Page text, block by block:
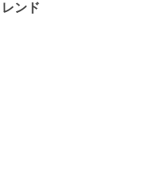
ンド